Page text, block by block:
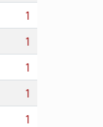
1
1
1
1
1